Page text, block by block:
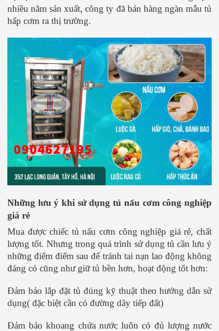
nhiều năm sản xuất, công ty đã bán hàng ngàn mẫu tủ
hấp cơm ra thị trường.
Những lưu ý khi sử dụng tủ nấu cơm công nghiệp
giá rẻ
Mua được chiếc tủ nấu cơm công nghiệp giá rẻ, chất
lượng tốt. Nhưng trong quá trình sử dụng tủ cần lưu ý
những điểm điểm sau để tránh tai nạn lao động không
đáng có cũng như giữ tủ bền hơn, hoạt động tốt hơn:
Đảm bảo lắp đặt tủ đúng kỹ thuật theo hướng dẫn sử
dụng( đặc biệt cần có đường dây tiếp đất)
Đảm bảo khoang chứa nước luôn có đủ lượng nước